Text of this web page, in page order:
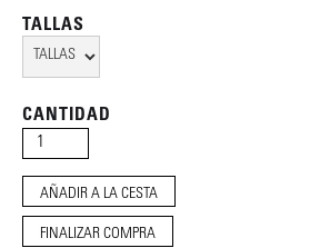
TALLAS
CANTIDAD
FINALIZAR COMPRA